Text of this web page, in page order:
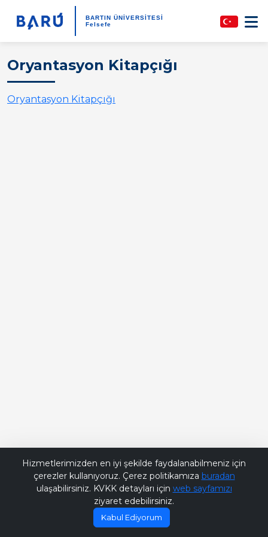
BARTIN ÜNİVERSİTESİ
Felsefe
Oryantasyon Kitapçığı
Oryantasyon Kitapçığı
Hizmetlerimizden en iyi şekilde faydalanabilmeniz için
çerezler kullanıyoruz. Çerez politikamıza buradan
ulaşabilirsiniz. KVKK detayları için web sayfamızı
ziyaret edebilirsiniz.
Kabul Ediyorum
Bana Soru Sor | Ask Me